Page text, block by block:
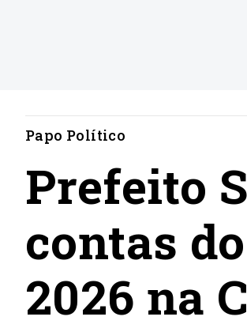
Papo Político
Prefeito
contas
2026 na